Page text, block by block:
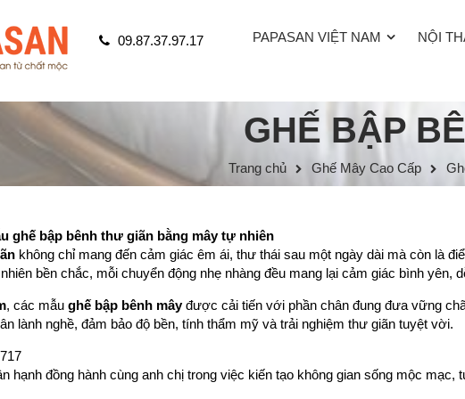
09.87.37.97.17 PAPASAN VIỆT NAM NỘI
GHẾ BẬP
Trang chủ Ghế Mây Cao Cấp
ghế bập bênh thư giãn bằng mây tự nhiên
không chỉ mang đến cảm giác êm ái, thư thái sau một ngày dài mà còn là
bền chắc, mỗi chuyển động nhẹ nhàng đều mang lại cảm giác bình yên,
, các mẫu ghế bập bênh mâyđược cải tiến với phần chân đung đưa vững
lành nghề, đảm bảo độ bền, tính thẩm mỹ và trải nghiệm thư giãn tuyệt vời.
hạnh đồng hành cùng anh chị trong việc kiến tạo không gian sống mộc mạc,